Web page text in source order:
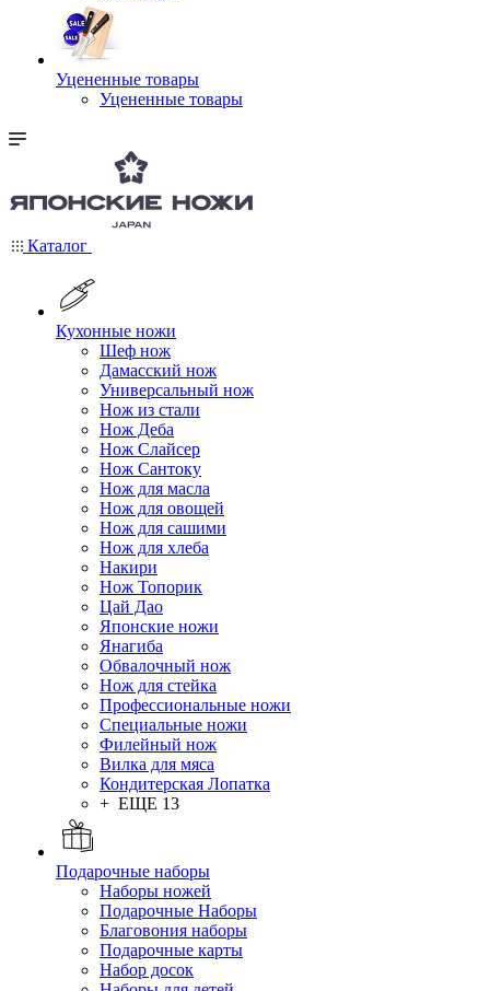
Уцененные товары
Уцененные товары
Каталог
Кухонные ножи
Шеф нож
Дамасский нож
Универсальный нож
Нож из стали
Нож Деба
Нож Слайсер
Нож Сантоку
Нож для масла
Нож для овощей
Нож для сашими
Нож для хлеба
Накири
Нож Топорик
Цай Дао
Японские ножи
Янагиба
Обвалочный нож
Нож для стейка
Профессиональные ножи
Специальные ножи
Филейный нож
Вилка для мяса
Кондитерская Лопатка
+ ЕЩЕ 13
Подарочные наборы
Наборы ножей
Подарочные Наборы
Благовония наборы
Подарочные карты
Набор досок